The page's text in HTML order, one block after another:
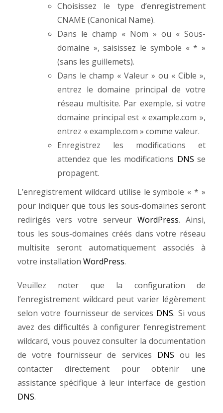
Choisissez le type d’enregistrement
CNAME (Canonical Name).
Dans le champ « Nom » ou « Sous-
domaine », saisissez le symbole « * »
(sans les guillemets).
Dans le champ « Valeur » ou « Cible »,
entrez le domaine principal de votre
réseau multisite. Par exemple, si votre
domaine principal est « example.com »,
entrez « example.com » comme valeur.
Enregistrez les modifications et
attendez que les modifications DNSse
propagent.
L’enregistrement wildcard utilise le symbole « * »
pour indiquer que tous les sous-domaines seront
redirigés vers votre serveur WordPress. Ainsi,
tous les sous-domaines créés dans votre réseau
multisite seront automatiquement associés à
votre installation WordPress.
Veuillez noter que la configuration de
l’enregistrement wildcard peut varier légèrement
selon votre fournisseur de services DNS. Si vous
avez des difficultés à configurer l’enregistrement
wildcard, vous pouvez consulter la documentation
de votre fournisseur de services DNS ou les
contacter directement pour obtenir une
assistance spécifique à leur interface de gestion
DNS.